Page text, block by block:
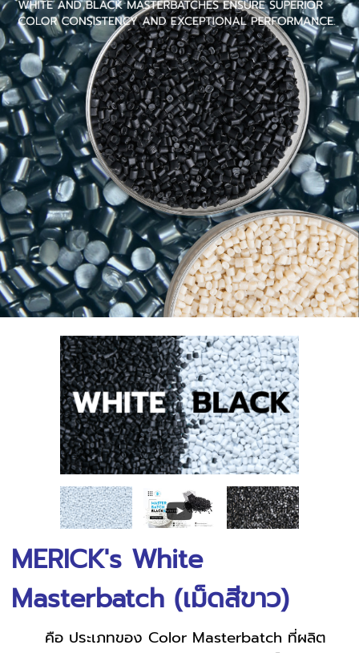
MERICK's White
Masterbatch (เม็ดสีขาว)
คือ ประเภทของ Color Masterbatch ที่ผลิต